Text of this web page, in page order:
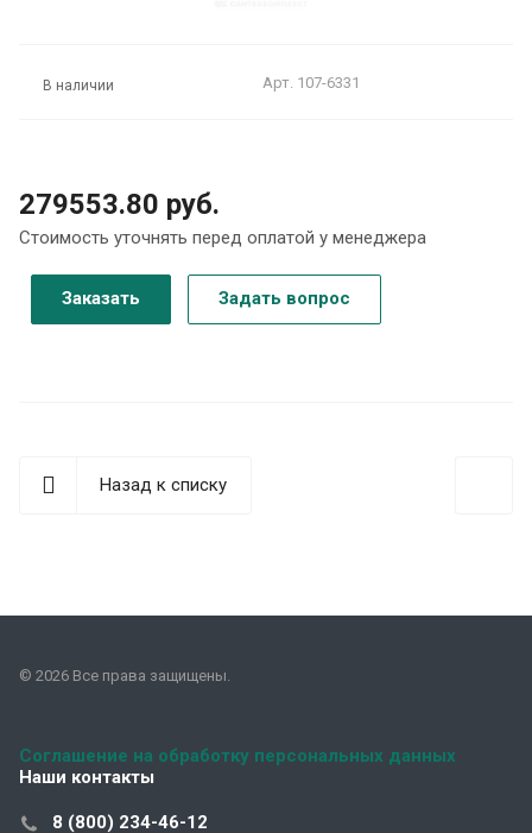
В наличии Арт. 107-6331
279553.80 руб.
Стоимость уточнять перед оплатой у менеджера
Заказать Задать вопрос
Назад к списку
© 2026 Все права защищены.
Соглашение на обработку персональных данных
Наши контакты
8 (800) 234-46-12